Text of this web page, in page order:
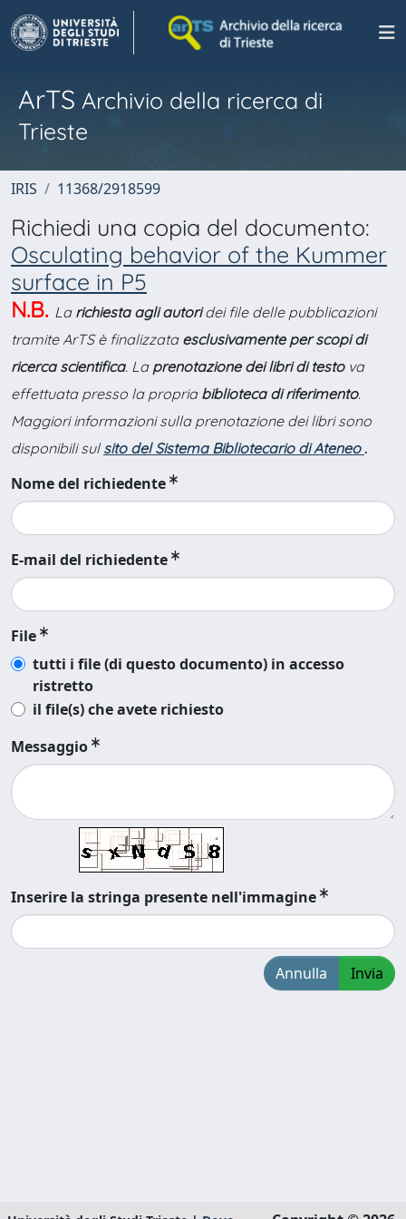
ArTS Archivio della ricerca di
Trieste
IRIS 11368/2918599
Richiedi una copia del documento:
Osculating behavior of the Kummer
surface in P5
N.B. La richiesta agli autoridei file delle pubblicazioni
tramite ArTS è finalizzata esclusivamente per scopi di
ricerca scientifica. La prenotazione dei libri di testova
effettuata presso la propria biblioteca di riferimento.
Maggiori informazioni sulla prenotazione dei libri sono
disponibili sul sito del Sistema Bibliotecario di Ateneo .
Nome del richiedente
E-mail del richiedente
File
tutti i file (di questo documento) in accesso
ristretto
il file(s) che avete richiesto
Messaggio
Inserire la stringa presente nell'immagine
Annulla Invia